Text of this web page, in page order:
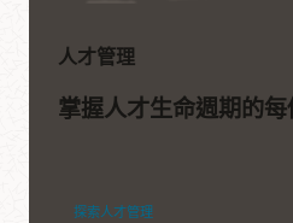
人才管理
掌握人才生命週期的
探索人才管理